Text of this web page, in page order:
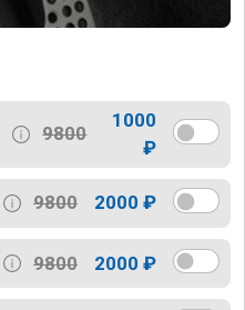
9800
1000
₽
9800 2000 ₽
9800 2000 ₽